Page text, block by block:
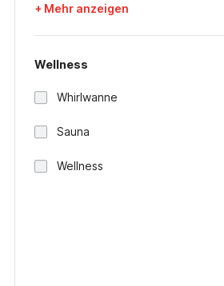
+ Mehr anzeigen
Wellness
Whirlwanne
Sauna
Wellness